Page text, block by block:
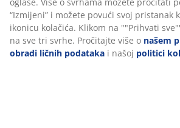
oglase. Više o svrhama možete pročitati
“Izmijeni” i možete povući svoj pristanak
ikonicu kolačića. Klikom na ""Prihvati
na sve tri svrhe. Pročitajte više o našem
obradi ličnih podataka i našoj politici